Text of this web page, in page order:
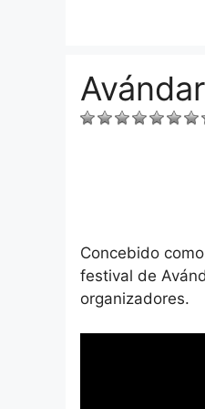
Concebido
festival de
organizadores.